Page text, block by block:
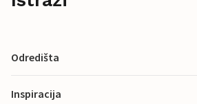
Odredišta
Inspiracija